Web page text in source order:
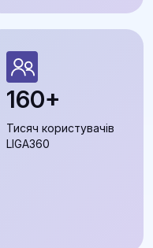
160+
Тисяч користувачів
LIGA360